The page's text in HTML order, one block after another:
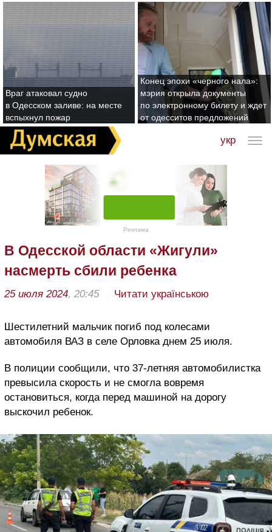
Враг атаковал судно
в Одесском заливе: на месте
вспыхнул пожар
Конец эпохи «черного нала»:
мэрия открыла документы
по электронному билету и ждет
от одесситов предложений
укр
Реклама
В Одесской области «Жигули»
насмерть сбили ребенка
25 июля 2024, 20:45 Читати українською
Шестилетний мальчик погиб под колесами
автомобиля ВАЗ в селе Орловка днем 25 июля.
В полиции сообщили, что 37-летняя автомобилистка
превысила скорость и не смогла вовремя
остановиться, когда перед машиной на дорогу
выскочил ребенок.